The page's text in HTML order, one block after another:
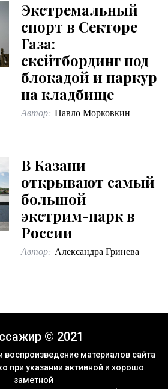
Экстремальный
спорт в Секторе
Газа:
скейтбординг под
блокадой и паркур
на кладбище
Автор: Павло Морковкин
В Казани
открывают самый
большой
экстрим-парк в
России
Автор: Александра Гринева
© 2021
материалов сайта
при указании активной и хорошо
заметной